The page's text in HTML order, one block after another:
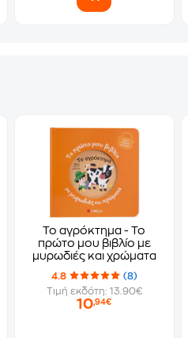
Το αγρόκτημα - Το
πρώτο μου βιβλίο με
μυρωδιές και χρώματα
4.8
(8)
Τιμή εκδότη: 13.90€
10,94€